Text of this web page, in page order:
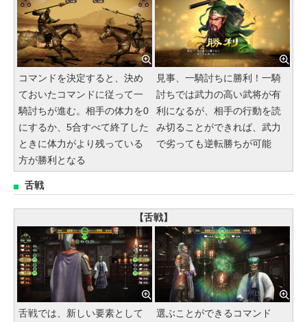
コマンドを決定すると、決め
ておいたコマンドに従って一
騎討ちが進む。相手の体力を0
にするか、5合すべて終了した
ときに体力がより残っている
方が勝利となる
見事、一騎討ちに勝利！一騎
討ちでは武力の高い武将が有
利になるが、相手の行動を読
み切ることができれば、武力
で劣っても逆転勝ちが可能
舌戦
【舌戦】
舌戦では、新しい要素として
選ぶことができるコマンド